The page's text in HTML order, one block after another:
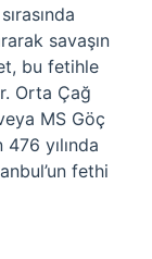
savaşın
bu fetihle
Orta Çağ
MS Göç
yılında
fethi